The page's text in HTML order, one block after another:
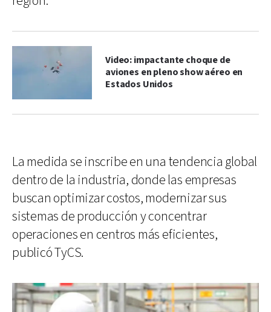
Video: impactante choque de
aviones en pleno show aéreo en
Estados Unidos
La medida se inscribe en una tendencia global
dentro de la industria, donde las empresas
buscan optimizar costos, modernizar sus
sistemas de producción y concentrar
operaciones en centros más eficientes,
publicó TyCS.